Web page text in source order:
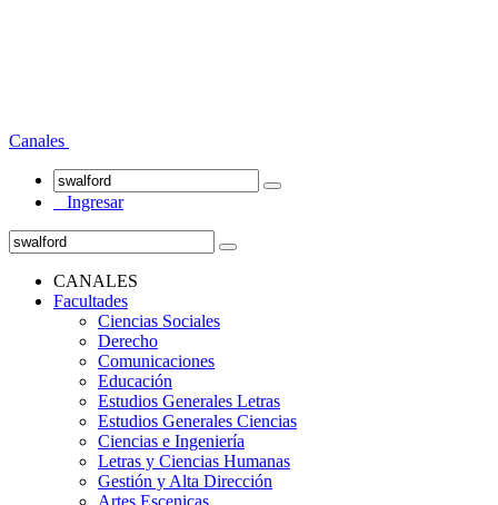
Canales
Ingresar
CANALES
Facultades
Ciencias Sociales
Derecho
Comunicaciones
Educación
Estudios Generales Letras
Estudios Generales Ciencias
Ciencias e Ingeniería
Letras y Ciencias Humanas
Gestión y Alta Dirección
Artes Escenicas